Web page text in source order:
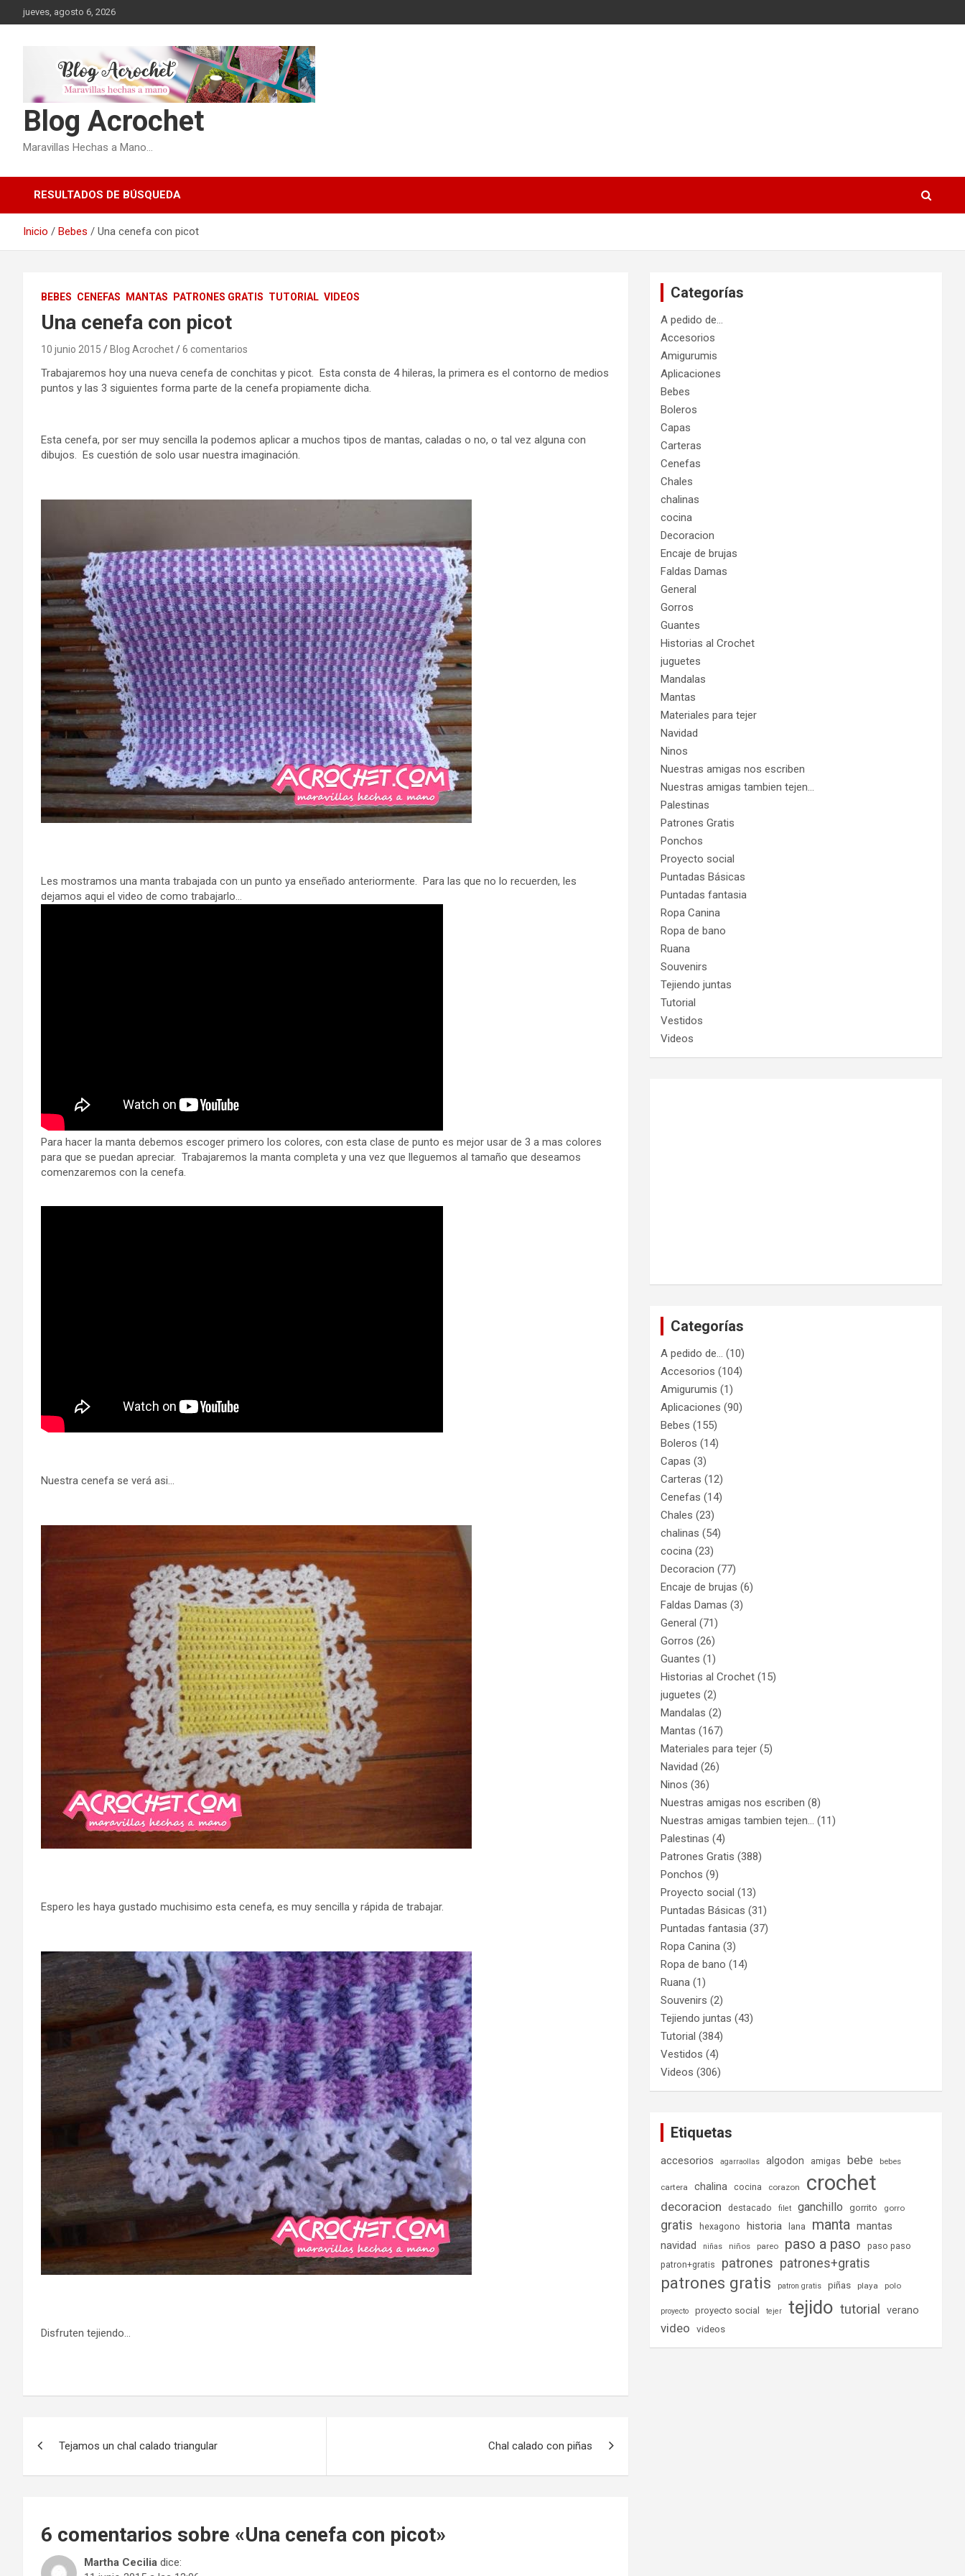
Saltar
al
jueves, agosto 6, 2026
Blog Acrochet
Maravillas Hechas a Mano…
RESULTADOS DE BÚSQUEDA
Inicio Bebes Una cenefa con picot
BEBES CENEFAS MANTAS PATRONES GRATIS TUTORIAL VIDEOS
Una cenefa con picot
10 junio 2015 Blog Acrochet 6 comentarios
Trabajaremos hoy una nueva cenefa de conchitas y picot. Esta consta de 4 hileras, la primera es el contorno de medios
puntos y las 3 siguientes forma parte de la cenefa propiamente dicha.
Esta cenefa, por ser muy sencilla la podemos aplicar a muchos tipos de mantas, caladas o no, o tal vez alguna con
dibujos. Es cuestión de solo usar nuestra imaginación.
Les mostramos una manta trabajada con un punto ya enseñado anteriormente. Para las que no lo recuerden, les
dejamos aqui el video de como trabajarlo…
Para hacer la manta debemos escoger primero los colores, con esta clase de punto es mejor usar de 3 a mas colores
para que se puedan apreciar. Trabajaremos la manta completa y una vez que lleguemos al tamaño que deseamos
comenzaremos con la cenefa.
Nuestra cenefa se verá asi…
Espero les haya gustado muchisimo esta cenefa, es muy sencilla y rápida de trabajar.
Disfruten tejiendo…
Tejamos un chal calado triangular Chal calado con piñas
6 comentarios sobre «Una cenefa con picot»
Martha Cecilia dice:
Categorías
A pedido de…
Accesorios
Amigurumis
Aplicaciones
Bebes
Boleros
Capas
Carteras
Cenefas
Chales
chalinas
cocina
Decoracion
Encaje de brujas
Faldas Damas
General
Gorros
Guantes
Historias al Crochet
juguetes
Mandalas
Mantas
Materiales para tejer
Navidad
Ninos
Nuestras amigas nos escriben
Nuestras amigas tambien tejen…
Palestinas
Patrones Gratis
Ponchos
Proyecto social
Puntadas Básicas
Puntadas fantasia
Ropa Canina
Ropa de bano
Ruana
Souvenirs
Tejiendo juntas
Tutorial
Vestidos
Videos
Categorías
A pedido de… (10)
Accesorios (104)
Amigurumis (1)
Aplicaciones (90)
Bebes (155)
Boleros (14)
Capas (3)
Carteras (12)
Cenefas (14)
Chales (23)
chalinas (54)
cocina (23)
Decoracion (77)
Encaje de brujas (6)
Faldas Damas (3)
General (71)
Gorros (26)
Guantes (1)
Historias al Crochet (15)
juguetes (2)
Mandalas (2)
Mantas (167)
Materiales para tejer (5)
Navidad (26)
Ninos (36)
Nuestras amigas nos escriben (8)
Nuestras amigas tambien tejen… (11)
Palestinas (4)
Patrones Gratis (388)
Ponchos (9)
Proyecto social (13)
Puntadas Básicas (31)
Puntadas fantasia (37)
Ropa Canina (3)
Ropa de bano (14)
Ruana (1)
Souvenirs (2)
Tejiendo juntas (43)
Tutorial (384)
Vestidos (4)
Videos (306)
Etiquetas
accesorios agarraollas algodon amigas bebe bebes
cartera chalina cocina corazon crochet
decoracion destacado filet ganchillo gorrito gorro
gratis hexagono historia lana manta mantas
navidad
niñas niños pareo paso a paso
paso paso
patron+gratis
patrones patrones+gratis
patrones gratis patron gratis piñas playa polo
proyecto proyecto social tejer tejido tutorial verano
video videos